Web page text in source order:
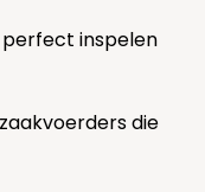
perfect inspelen
die